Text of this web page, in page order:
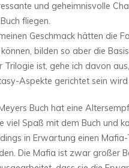
und geheimnisvolle
fliegen.
Geschmack hätten die
bilden so aber die
Trilogie ist, gehe ich davon
Aspekte gerichtet sein
Buch hat eine
viel Spaß mit dem Buch und
in Erwartung einen
Die Mafia ist zwar großer